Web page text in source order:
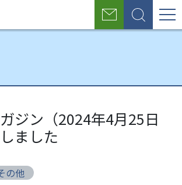
お
問
検
索
ジン（2024年4月25日
ました
の他